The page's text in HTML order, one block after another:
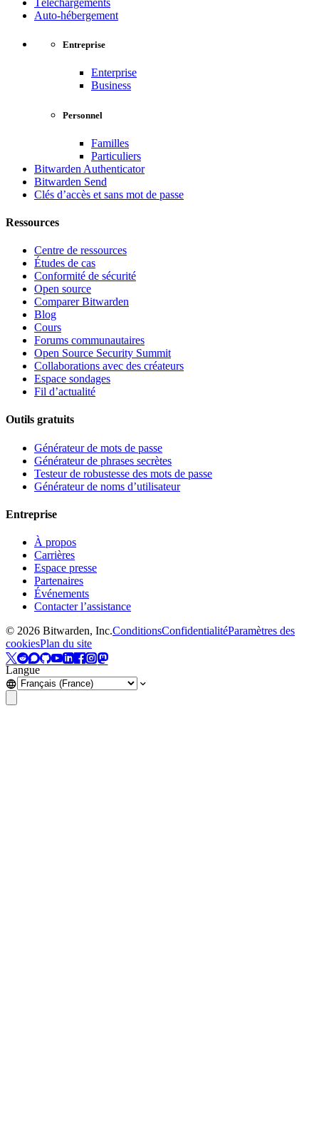
Téléchargements
Auto-hébergement
Entreprise
Enterprise
Business
Personnel
Familles
Particuliers
Bitwarden Authenticator
Bitwarden Send
Clés d’accès et sans mot de passe
Ressources
Centre de ressources
Études de cas
Conformité de sécurité
Open source
Comparer Bitwarden
Blog
Cours
Forums communautaires
Open Source Security Summit
Collaborations avec des créateurs
Espace sondages
Fil d’actualité
Outils gratuits
Générateur de mots de passe
Générateur de phrases secrètes
Testeur de robustesse des mots de passe
Générateur de noms d’utilisateur
Entreprise
À propos
Carrières
Espace presse
Partenaires
Événements
Contacter l’assistance
© 2026 Bitwarden, Inc.ConditionsConfidentialitéParamètres des
cookiesPlan du site
Langue